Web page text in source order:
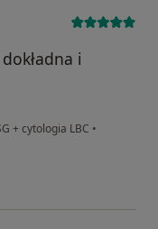
i
+ cytologia LBC •